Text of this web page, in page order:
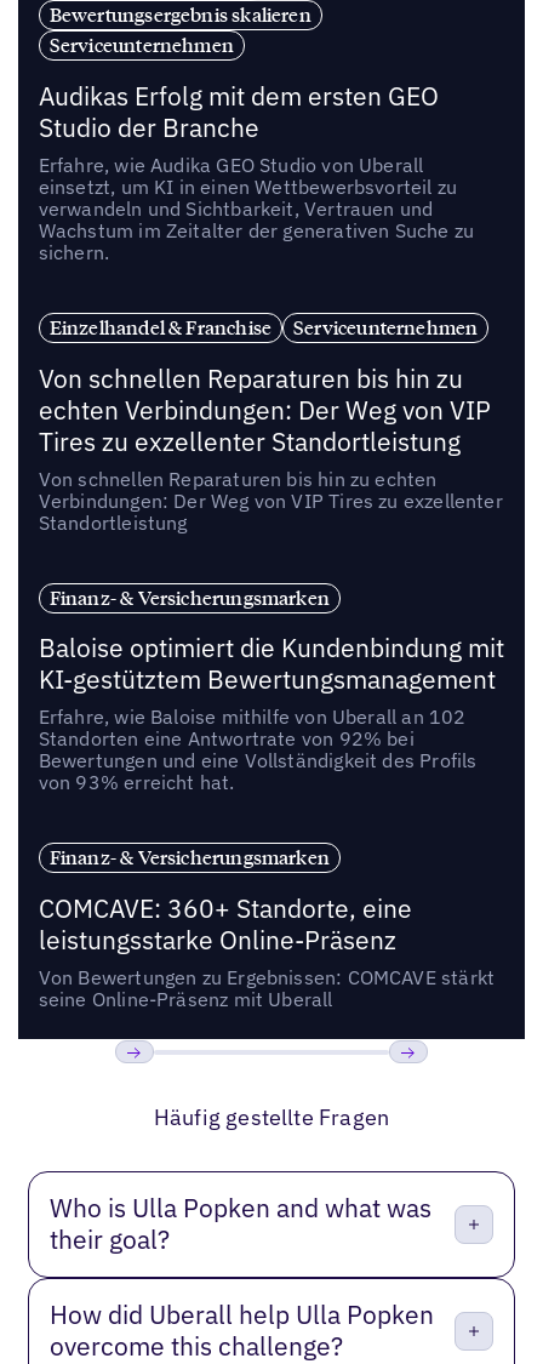
Bewertungsergebnis skalieren
Serviceunternehmen
Audikas Erfolg mit dem ersten GEO
Studio der Branche
Erfahre, wie Audika GEO Studio von Uberall
einsetzt, um KI in einen Wettbewerbsvorteil zu
verwandeln und Sichtbarkeit, Vertrauen und
Wachstum im Zeitalter der generativen Suche zu
sichern.
Einzelhandel & Franchise Serviceunternehmen
Von schnellen Reparaturen bis hin zu
echten Verbindungen: Der Weg von VIP
Tires zu exzellenter Standortleistung
Von schnellen Reparaturen bis hin zu echten
Verbindungen: Der Weg von VIP Tires zu exzellenter
Standortleistung
Finanz- & Versicherungsmarken
Baloise optimiert die Kundenbindung mit
KI-gestütztem Bewertungsmanagement
Erfahre, wie Baloise mithilfe von Uberall an 102
Standorten eine Antwortrate von 92% bei
Bewertungen und eine Vollständigkeit des Profils
von 93% erreicht hat.
Finanz- & Versicherungsmarken
COMCAVE: 360+ Standorte, eine
leistungsstarke Online-Präsenz
Von Bewertungen zu Ergebnissen: COMCAVE stärkt
seine Online-Präsenz mit Uberall
Häufig gestellte Fragen
Who is Ulla Popken and what was
their goal?
How did Uberall help Ulla Popken
overcome this challenge?